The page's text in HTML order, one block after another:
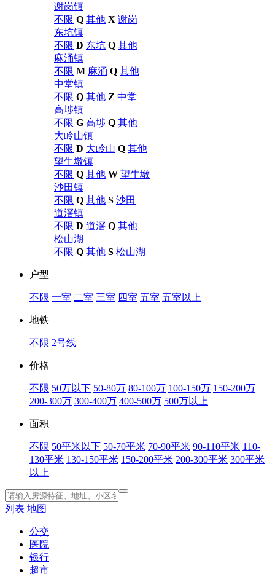
谢岗镇
不限 Q 其他 X 谢岗
东坑镇
不限 D 东坑 Q 其他
麻涌镇
不限 M 麻涌 Q 其他
中堂镇
不限 Q 其他 Z 中堂
高埗镇
不限 G 高埗 Q 其他
大岭山镇
不限 D 大岭山 Q 其他
望牛墩镇
不限 Q 其他 W 望牛墩
沙田镇
不限 Q 其他 S 沙田
道滘镇
不限 D 道滘 Q 其他
松山湖
不限 Q 其他 S 松山湖
户型
不限 一室 二室 三室 四室 五室 五室以上
地铁
不限 2号线
价格
不限 50万以下 50-80万 80-100万 100-150万 150-200万
200-300万 300-400万 400-500万 500万以上
面积
不限 50平米以下 50-70平米 70-90平米 90-110平米 110-
130平米 130-150平米 150-200平米 200-300平米 300平米
以上
列表 地图
公交
医院
银行
超市